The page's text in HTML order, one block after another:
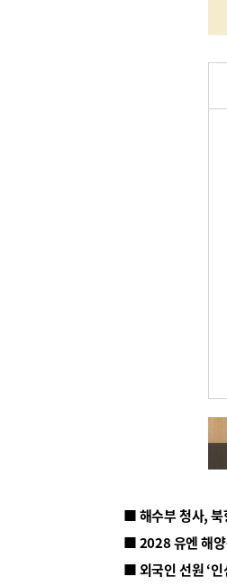
■ 해수부 청사, 북
■ 2028 유엔 해양
■ 외국인 선원 ‘